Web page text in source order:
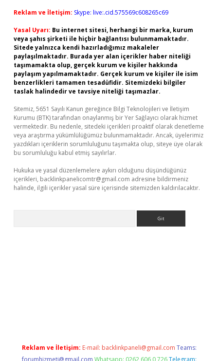
Reklam ve İletişim: Skype: live:.cid.575569c608265c69
Yasal Uyarı: Bu internet sitesi, herhangi bir marka, kurum
veya şahıs şirketi ile hiçbir bağlantısı bulunmamaktadır.
Sitede yalnızca kendi hazırladığımız makaleler
paylaşılmaktadır. Burada yer alan içerikler haber niteliği
taşımamakta olup, gerçek kurum ve kişiler hakkında
paylaşım yapılmamaktadır. Gerçek kurum ve kişiler ile isim
benzerlikleri tamamen tesadüfidir. Sitemizdeki bilgiler
taslak halindedir ve tavsiye niteliği taşımazlar.
Sitemiz, 5651 Sayılı Kanun gereğince Bilgi Teknolojileri ve İletişim
Kurumu (BTK) tarafından onaylanmış bir Yer Sağlayıcı olarak hizmet
vermektedir. Bu nedenle, sitedeki içerikleri proaktif olarak denetleme
veya araştırma yükümlülüğümüz bulunmamaktadır. Ancak, üyelerimiz
yazdıkları içeriklerin sorumluluğunu taşımakta olup, siteye üye olarak
bu sorumluluğu kabul etmiş sayılırlar.
Hukuka ve yasal düzenlemelere aykırı olduğunu düşündüğünüz
içerikleri, backlinkpanelicomtr@gmail.com adresine bildirmeniz
halinde, ilgili içerikler yasal süre içerisinde sitemizden kaldırılacaktır.
Reklam ve İletişim: E-mail: backlinkpaneli@gmail.com Teams:
forumhizmeti@gmail.com Whatsapp: 0262 606 0 726 Telegram: